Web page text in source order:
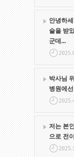
안녕하
술을 받
군데...
박사님
병원에
저는 본
으로 전